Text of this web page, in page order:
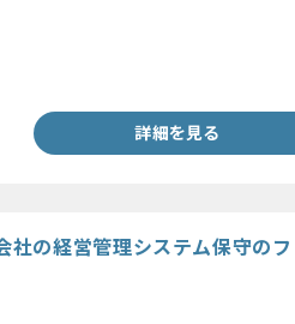
詳細を見る
社の経営管理システム保守の